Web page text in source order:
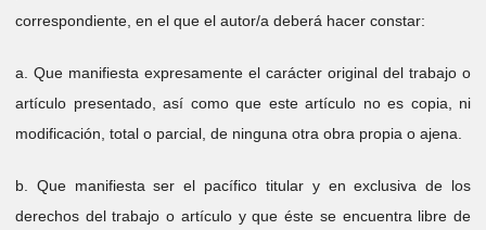
correspondiente, en el que el autor/a deberá hacer constar:
a. Que manifiesta expresamente el carácter original del trabajo o
artículo presentado, así como que este artículo no es copia, ni
modificación, total o parcial, de ninguna otra obra propia o ajena.
b. Que manifiesta ser el pacífico titular y en exclusiva de los
derechos del trabajo o artículo y que éste se encuentra libre de